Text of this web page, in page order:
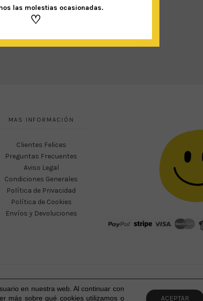
MAS INFORMACIÓN
Clientes Felices
Preguntas Frecuentes
Aviso Legal
Condiciones Generales
Política de Privacidad
Política de Cookies
Envíos y Devoluciones
2026 I © Todos los derechos reservados.
en nuestra web. Al continuar con
más sobre qué cookies utilizamos o
ACEPTAR
las molestias ocasionadas.
♡